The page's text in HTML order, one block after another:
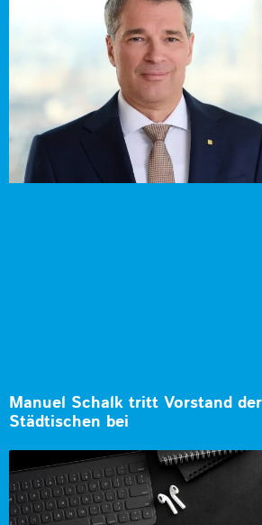
Manuel Schalk tritt Vorstand
Städtischen bei